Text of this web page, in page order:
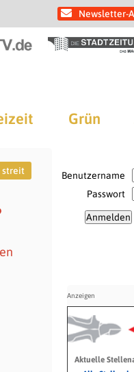
Newsletter-
Grün
streit
Benutzername
Passwort
Aktuelle